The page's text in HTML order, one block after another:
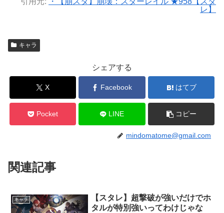
レ】
キャラ
シェアする
X Facebook はてブ
Pocket LINE コピー
mindomatome@gmail.com
関連記事
キャラ
【スタレ】超撃破が強いだけでホ
タルが特別強いってわけじゃな